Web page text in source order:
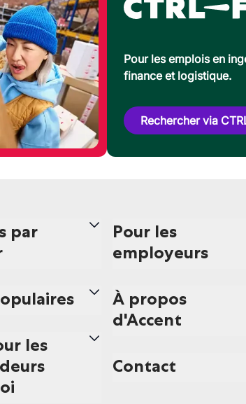
Pour les emplois en
finance et logistique.
Rechercher via
par
les
Pour les
employeurs
À propos
d'Accent
Contact